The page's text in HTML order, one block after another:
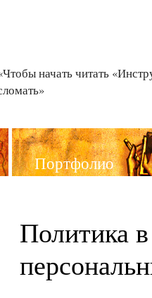
начать читать
Портфолио
Политика